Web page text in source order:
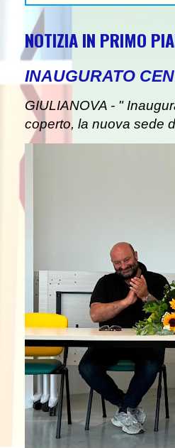
NOTIZIA IN PRIMO
INAUGURATO
GIULIANOVA - "
coperto, la nuova sede